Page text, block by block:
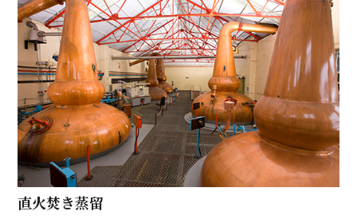
直⽕焚き蒸留